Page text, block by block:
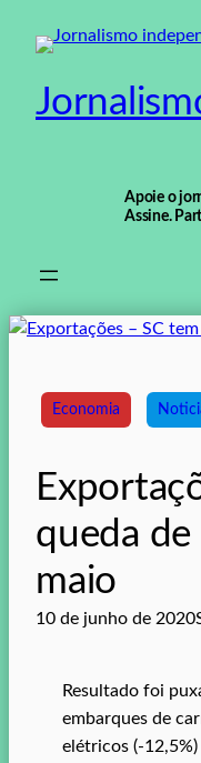
para
conteúdo
Apoie o
Assine.
Economia
queda
maio
10 de junho de 2020
Resultado foi
embarques de
elétricos (-